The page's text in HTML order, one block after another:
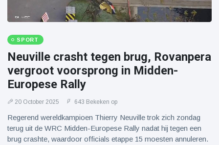
SPORT
Neuville crasht tegen brug, Rovanpera
vergroot voorsprong in Midden-
Europese Rally
20 October 2025 643 Bekeken op
Regerend wereldkampioen Thierry Neuville trok zich zondag
terug uit de WRC Midden-Europese Rally nadat hij tegen een
brug crashte, waardoor officials etappe 15 moesten annuleren.